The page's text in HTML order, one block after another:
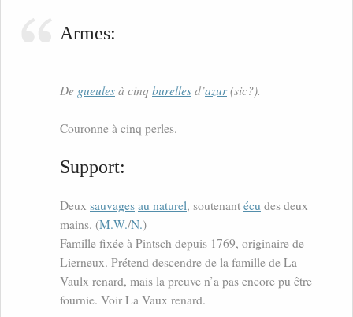
Armes:
De gueulesà cinqburellesd’azur(sic?).
Couronne à cinq perles.
Support:
Deux sauvages au naturel, soutenant écu des deux
mains. (M.W./N.)
Famille fixée à Pintsch depuis 1769, originaire de
Lierneux. Prétend descendre de la famille de La
Vaulx renard, mais la preuve n’a pas encore pu être
fournie. Voir La Vaux renard.